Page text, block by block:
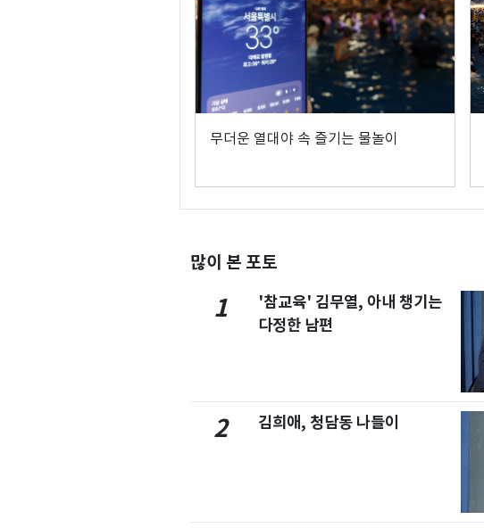
무더운 열대야 속 즐기는 물놀이
많이 본 포토
1
'참교육' 김무열, 아내 챙기는
다정한 남편
2 김희애, 청담동 나들이